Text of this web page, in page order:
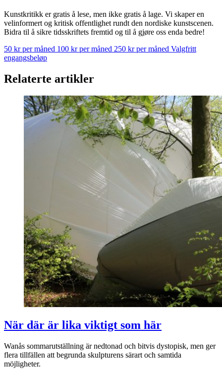
Kunstkritikk er gratis å lese, men ikke gratis å lage. Vi skaper en
velinformert og kritisk offentlighet rundt den nordiske kunstscenen.
Bidra til å sikre tidsskriftets fremtid og til å gjøre oss enda bedre!
50 kr per måned 100 kr per måned 250 kr per måned Valgfritt
engangsbeløp
Relaterte artikler
När där är lika viktigt som här
Wanås sommarutställning är nedtonad och bitvis dystopisk, men ger
flera tillfällen att begrunda skulpturens särart och samtida
möjligheter.